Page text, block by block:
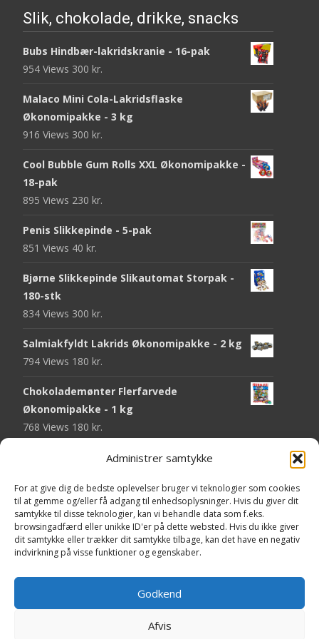
Administrer samtykke
For at give dig de bedste oplevelser bruger vi teknologier som cookies
til at gemme og/eller få adgang til enhedsoplysninger. Hvis du giver dit
samtykke til disse teknologier, kan vi behandle data som f.eks.
browsingadfærd eller unikke ID'er på dette websted. Hvis du ikke giver
dit samtykke eller trækker dit samtykke tilbage, kan det have en negativ
indvirkning på visse funktioner og egenskaber.
Godkend
Afvis
Slik, chokolade, drikke, snacks
Bubs Hindbær-lakridskranie - 16-pak
954 Views 300 kr.
Malaco Mini Cola-Lakridsflaske
Økonomipakke - 3 kg
916 Views 300 kr.
Cool Bubble Gum Rolls XXL Økonomipakke -
18-pak
895 Views 230 kr.
Penis Slikkepinde - 5-pak
851 Views 40 kr.
Bjørne Slikkepinde Slikautomat Storpak -
180-stk
834 Views 300 kr.
Salmiakfyldt Lakrids Økonomipakke - 2 kg
794 Views 180 kr.
Chokolademønter Flerfarvede
Økonomipakke - 1 kg
768 Views 180 kr.
Malaco Stjerner Lakrids - 92 gram
Pringles Hot & Spicy - 165 gram
743 Views40 kr.
Fini Krudttønder Tyggegummi